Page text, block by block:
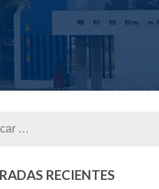
RECIENTES